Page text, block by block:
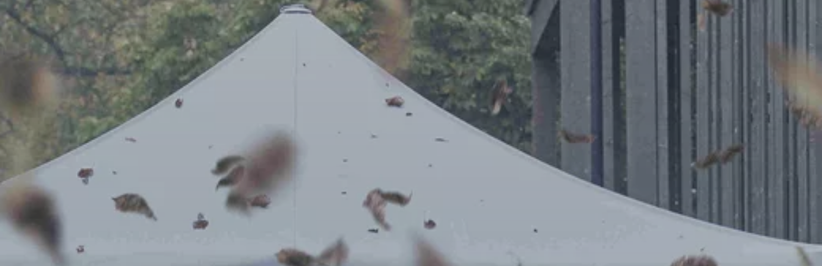
Chioschi
Tavoli e panche
Pubblica amministrazione
Galleria